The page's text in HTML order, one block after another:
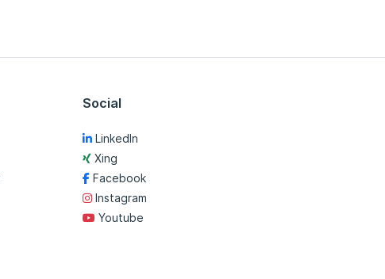
Social
LinkedIn
Xing
Facebook
Instagram
Youtube